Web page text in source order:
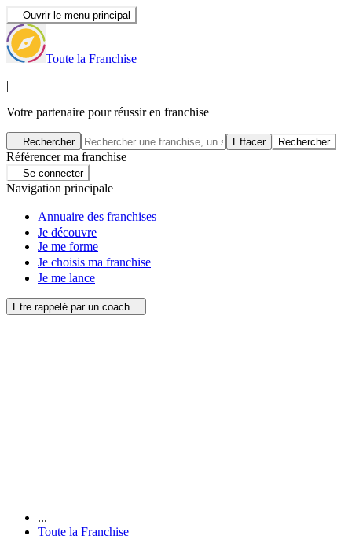
Ouvrir le menu principal
Toute la Franchise
|
Votre partenaire pour réussir en franchise
Rechercher Effacer Rechercher
Référencer ma franchise
Se connecter
Navigation principale
Annuaire des franchises
Je découvre
Je me forme
Je choisis ma franchise
Je me lance
Etre rappelé par un coach
...
Toute la Franchise